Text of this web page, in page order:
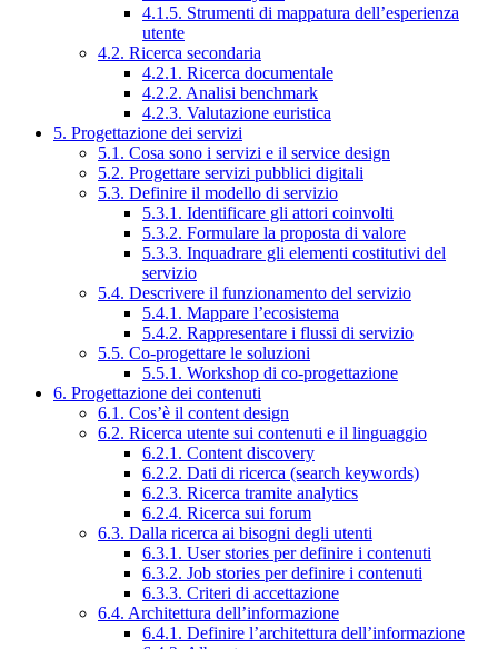
4.1.5. Strumenti di mappatura dell’esperienza
utente
4.2. Ricerca secondaria
4.2.1. Ricerca documentale
4.2.2. Analisi benchmark
4.2.3. Valutazione euristica
5. Progettazione dei servizi
5.1. Cosa sono i servizi e il service design
5.2. Progettare servizi pubblici digitali
5.3. Definire il modello di servizio
5.3.1. Identificare gli attori coinvolti
5.3.2. Formulare la proposta di valore
5.3.3. Inquadrare gli elementi costitutivi del
servizio
5.4. Descrivere il funzionamento del servizio
5.4.1. Mappare l’ecosistema
5.4.2. Rappresentare i flussi di servizio
5.5. Co-progettare le soluzioni
5.5.1. Workshop di co-progettazione
6. Progettazione dei contenuti
6.1. Cos’è il content design
6.2. Ricerca utente sui contenuti e il linguaggio
6.2.1. Content discovery
6.2.2. Dati di ricerca (search keywords)
6.2.3. Ricerca tramite analytics
6.2.4. Ricerca sui forum
6.3. Dalla ricerca ai bisogni degli utenti
6.3.1. User stories per definire i contenuti
6.3.2. Job stories per definire i contenuti
6.3.3. Criteri di accettazione
6.4. Architettura dell’informazione
6.4.1. Definire l’architettura dell’informazione